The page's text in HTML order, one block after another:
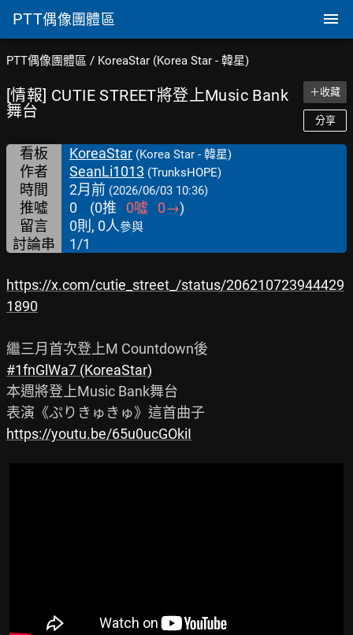
PTT偶像團體區
PTT偶像團體區 / KoreaStar (Korea Star - 韓星)
[情報] CUTIE STREET將登上Music Bank
舞台
＋收藏
分享
看板 KoreaStar (Korea Star - 韓星)
作者 SeanLi1013 (TrunksHOPE)
時間 2月前 (2026/06/03 10:36)
推噓 0 (0推 0噓 0→)
留言
0則, 0人參與
討論串 1/1
https://x.com/cutie_street_/status/206210723944429
1890
#1fnGlWa7 (KoreaStar)
本週將登上Music Bank舞台
https://youtu.be/65u0ucGOkiI